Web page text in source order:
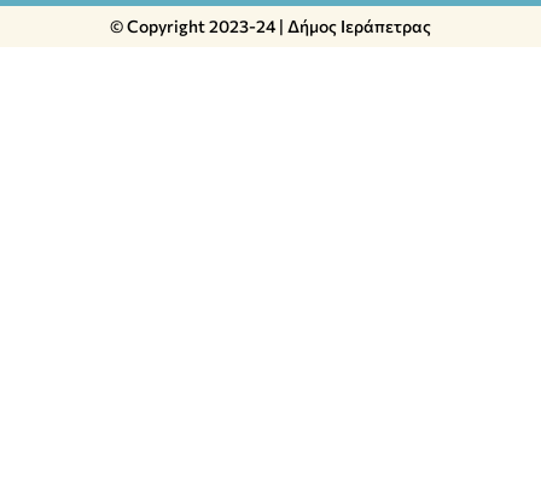
© Copyright 2023-24 | Δήμος Ιεράπετρας